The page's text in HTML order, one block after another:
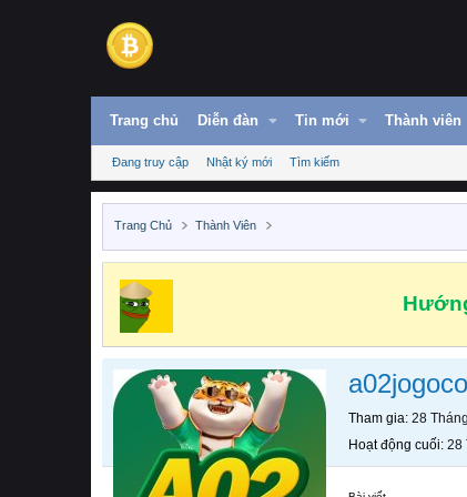
Trang chủ Diễn đàn Tin mới Thành viên
Đang truy cập Nhật ký mới Tìm kiếm
Trang Chủ Thành Viên
Tham gia 28
Hoạt động cuối 28